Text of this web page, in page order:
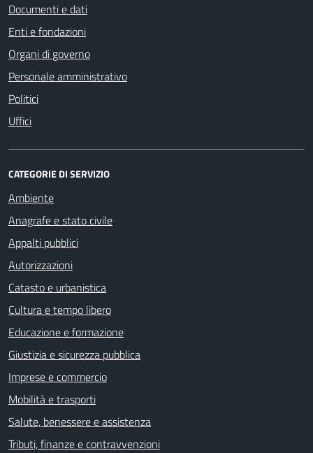
Documenti e dati
Enti e fondazioni
Organi di governo
Personale amministrativo
Politici
Uffici
CATEGORIE DI SERVIZIO
Ambiente
Anagrafe e stato civile
Appalti pubblici
Autorizzazioni
Catasto e urbanistica
Cultura e tempo libero
Educazione e formazione
Giustizia e sicurezza pubblica
Imprese e commercio
Mobilità e trasporti
Salute, benessere e assistenza
Tributi, finanze e contravvenzioni